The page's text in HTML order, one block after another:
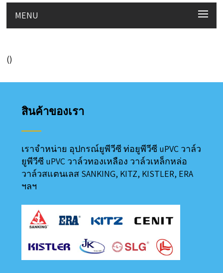
MENU
()
สินค้าของเรา
เราจำหน่าย อุปกรณ์ยูพีวีซี ท่อยูพีวีซี uPVC วาล์ว
ยูพีวีซี uPVC วาล์วทองเหลือง วาล์วเหล็กหล่อ
วาล์วสแตนเลส SANKING, KITZ, KISTLER, ERA
ฯลฯ